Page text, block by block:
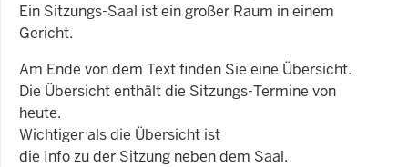
Ein Sitzungs-Saal ist ein großer Raum in einem
Gericht.
Am Ende von dem Text finden Sie eine Übersicht.
Die Übersicht enthält die Sitzungs-Termine von
heute.
Wichtiger als die Übersicht ist
die Info zu der Sitzung neben dem Saal.